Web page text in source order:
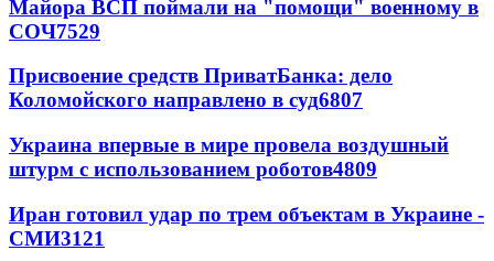
Майора ВСП поймали на "помощи" военному в
СОЧ7529
Присвоение средств ПриватБанка: дело
Коломойского направлено в суд6807
Украина впервые в мире провела воздушный
штурм с использованием роботов4809
Иран готовил удар по трем объектам в Украине -
СМИ3121